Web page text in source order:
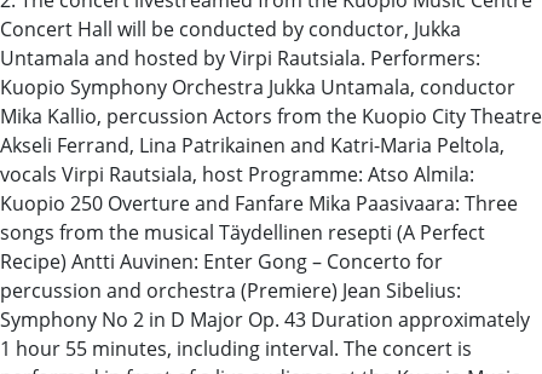
Concert Hall will be conducted by conductor, Jukka
Untamala and hosted by Virpi Rautsiala. Performers:
Kuopio Symphony Orchestra Jukka Untamala, conductor
Mika Kallio, percussion Actors from the Kuopio City Theatre
Akseli Ferrand, Lina Patrikainen and Katri-Maria Peltola,
vocals Virpi Rautsiala, host Programme: Atso Almila:
Kuopio 250 Overture and Fanfare Mika Paasivaara: Three
songs from the musical Täydellinen resepti (A Perfect
Recipe) Antti Auvinen: Enter Gong – Concerto for
percussion and orchestra (Premiere) Jean Sibelius:
Symphony No 2 in D Major Op. 43 Duration approximately
1 hour 55 minutes, including interval. The concert is